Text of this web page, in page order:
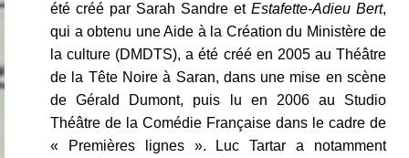
été créé par Sarah Sandre et Estafette-Adieu Bert,
qui a obtenu une Aide à la Création du Ministère de
la culture (DMDTS), a été créé en 2005 au Théâtre
de la Tête Noire à Saran, dans une mise en scène
de Gérald Dumont, puis lu en 2006 au Studio
Théâtre de la Comédie Française dans le cadre de
« Premières lignes ». Luc Tartar a notamment